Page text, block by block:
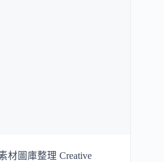
材圖庫整理 Creative